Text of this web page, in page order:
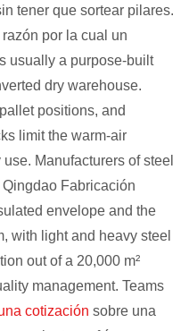
tener que sortear pilares.
por la cual un
usually a purpose-built
dry warehouse.
positions, and
limit the warm-air
Manufacturers of steel
Fabricación
envelope and the
with light and heavy steel
out of a 20,000 m²
management. Teams
cotización sobre una